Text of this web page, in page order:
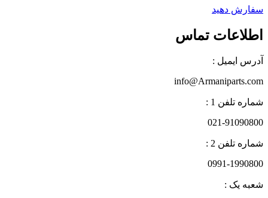
سفارش دهید
اطلاعات تماس
آدرس ایمیل :
info@Armaniparts.com
شماره تلفن 1 :
021-91090800
شماره تلفن 2 :
0991-1990800
شعبه یک :